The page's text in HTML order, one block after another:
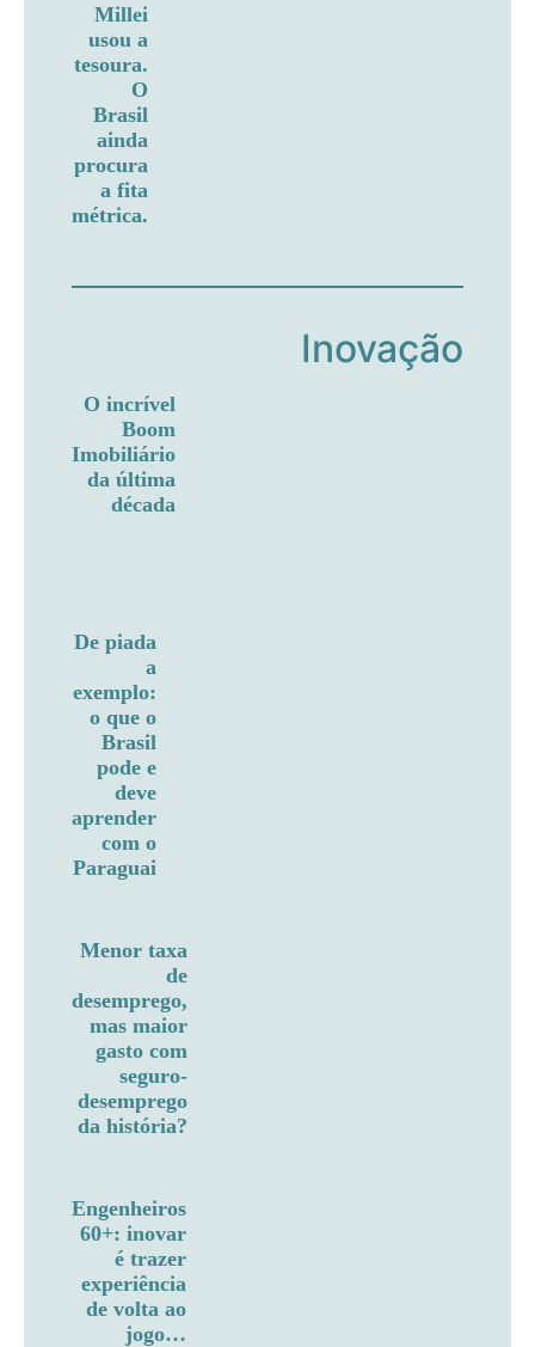
Millei
usou a
tesoura.
O
Brasil
ainda
procura
a fita
métrica.
Inovação
O incrível
Boom
Imobiliário
da última
década
De piada
a
exemplo:
o que o
Brasil
pode e
deve
aprender
com o
Paraguai
Menor taxa
de
desemprego,
mas maior
gasto com
seguro-
desemprego
da história?
Engenheiros
60+: inovar
é trazer
experiência
de volta ao
jogo…